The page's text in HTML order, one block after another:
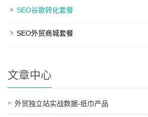
SEO谷歌转化套餐
SEO外贸商城套餐
文章中心
外贸独立站实战数据-纸巾产品